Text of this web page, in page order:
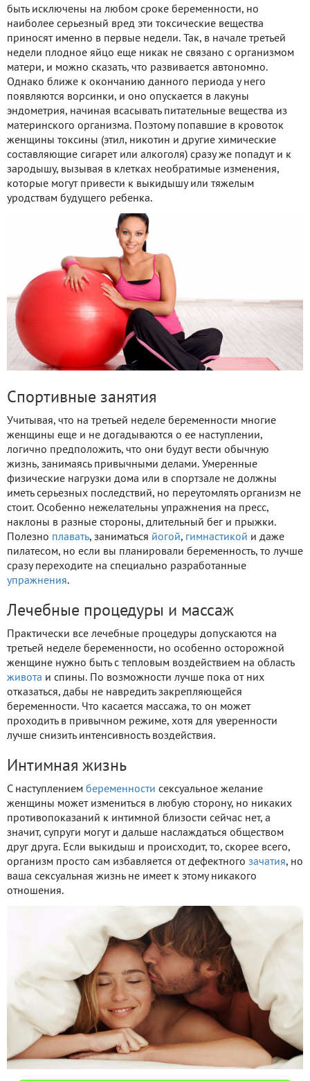
быть исключены на любом сроке беременности, но
наиболее серьезный вред эти токсические вещества
приносят именно в первые недели. Так, в начале третьей
недели плодное яйцо еще никак не связано с организмом
матери, и можно сказать, что развивается автономно.
Однако ближе к окончанию данного периода у него
появляются ворсинки, и оно опускается в лакуны
эндометрия, начиная всасывать питательные вещества из
материнского организма. Поэтому попавшие в кровоток
женщины токсины (этил, никотин и другие химические
составляющие сигарет или алкоголя) сразу же попадут и к
зародышу, вызывая в клетках необратимые изменения,
которые могут привести к выкидышу или тяжелым
уродствам будущего ребенка.
Спортивные занятия
Учитывая, что на третьей неделе беременности многие
женщины еще и не догадываются о ее наступлении,
логично предположить, что они будут вести обычную
жизнь, занимаясь привычными делами. Умеренные
физические нагрузки дома или в спортзале не должны
иметь серьезных последствий, но переутомлять организм не
стоит. Особенно нежелательны упражнения на пресс,
наклоны в разные стороны, длительный бег и прыжки.
Полезно плавать, заниматься йогой, гимнастикой и даже
пилатесом, но если вы планировали беременность, то лучше
сразу переходите на специально разработанные
упражнения.
Лечебные процедуры и массаж
Практически все лечебные процедуры допускаются на
третьей неделе беременности, но особенно осторожной
женщине нужно быть с тепловым воздействием на область
живота и спины. По возможности лучше пока от них
отказаться, дабы не навредить закрепляющейся
беременности. Что касается массажа, то он может
проходить в привычном режиме, хотя для уверенности
лучше снизить интенсивность воздействия.
Интимная жизнь
С наступлением беременности сексуальное желание
женщины может измениться в любую сторону, но никаких
противопоказаний к интимной близости сейчас нет, а
значит, супруги могут и дальше наслаждаться обществом
друг друга. Если выкидыш и происходит, то, скорее всего,
организм просто сам избавляется от дефектного зачатия, но
ваша сексуальная жизнь не имеет к этому никакого
отношения.